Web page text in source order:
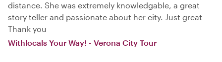
distance. She was extremely knowledgable, a great
story teller and passionate about her city. Just great
Thank you
Withlocals Your Way! - Verona City Tour